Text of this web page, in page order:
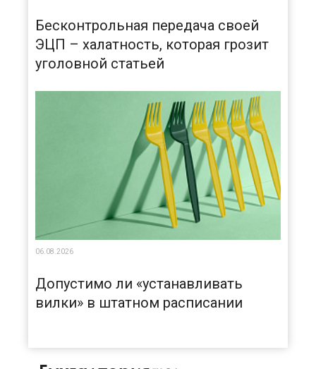
Бесконтрольная передача своей
ЭЦП – халатность, которая грозит
уголовной статьей
06.08.2026
Допустимо ли «устанавливать
вилки» в штатном расписании